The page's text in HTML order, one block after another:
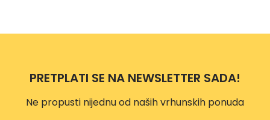
PRETPLATI SE NA NEWSLETTER SADA!
Ne propusti nijednu od naših vrhunskih ponuda